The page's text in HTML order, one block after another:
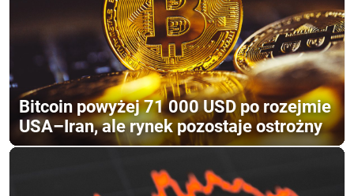
Bitcoin powyżej 71 000 USD po rozejmie
USA–Iran, ale rynek pozostaje ostrożny